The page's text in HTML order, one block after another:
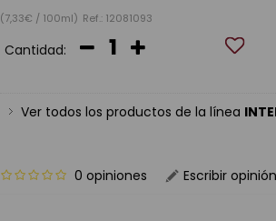
(7,33€ / 100ml) Ref.: 12081093
Cantidad:
Ver todos los productos de la línea
0 opiniones Escribir opinión